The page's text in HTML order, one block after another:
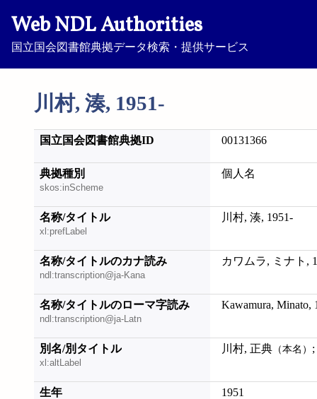
Web NDL Authorities
国立国会図書館典拠データ検索・提供サービス
川村, 湊, 1951-
国立国会図書館典拠ID 00131366
典拠種別
skos:inScheme
個人名
名称/タイトル
xl:prefLabel
川村, 湊, 1951-
名称/タイトルのカナ読み
ndl:transcription@ja-Kana
カワムラ, ミナト,
名称/タイトルのローマ字読み
ndl:transcription@ja-Latn
Kawamura, Minato,
別名/別タイトル
xl:altLabel
川村, 正典 （本名）
生年 1951